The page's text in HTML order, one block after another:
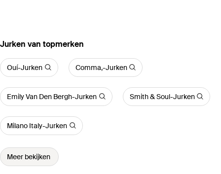
‪Jurken‬ van topmerken
Ouí-Jurken Comma,-Jurken
Emily Van Den Bergh-Jurken Smith & Soul-Jurken
Milano Italy-Jurken
Meer bekijken